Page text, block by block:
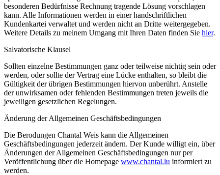
besonderen Bedürfnisse Rechnung tragende Lösung vorschlagen
kann. Alle Informationen werden in einer handschriftlichen
Kundenkartei verwaltet und werden nicht an Dritte weitergegeben.
Weitere Details zu meinem Umgang mit Ihren Daten finden Sie hier.
Salvatorische Klausel
Sollten einzelne Bestimmungen ganz oder teilweise nichtig sein oder
werden, oder sollte der Vertrag eine Lücke enthalten, so bleibt die
Gültigkeit der übrigen Bestimmungen hiervon unberührt. Anstelle
der unwirksamen oder fehlenden Bestimmungen treten jeweils die
jeweiligen gesetzlichen Regelungen.
Änderung der Allgemeinen Geschäftsbedingungen
Die Berodungen Chantal Weis kann die Allgemeinen
Geschäftsbedingungen jederzeit ändern. Der Kunde willigt ein, über
Änderungen der Allgemeinen Geschäftsbedingungen nur per
Veröffentlichung über die Homepage www.chantal.lu informiert zu
werden.